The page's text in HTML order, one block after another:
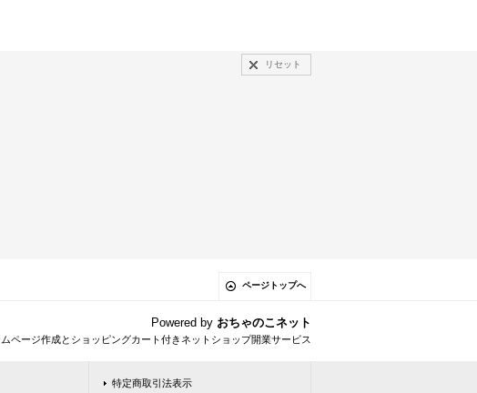
リセット
ページトップへ
Powered by おちゃのこネット
ページ作成とショッピングカート付きネットショップ開業サービス
特定商取引法表示